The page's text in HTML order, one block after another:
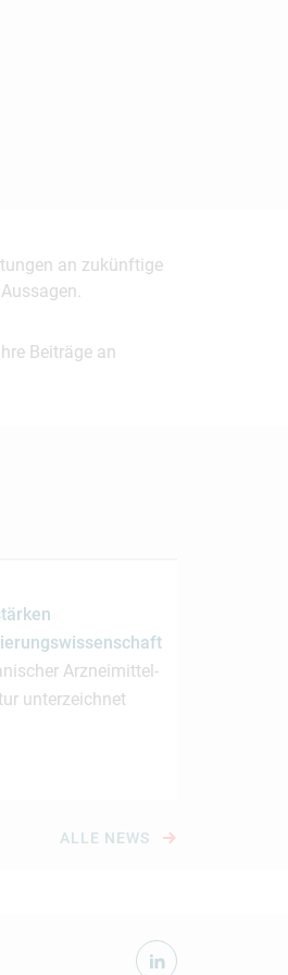
an zukünftige
Beiträge an
Arzneimittel-
unterzeichnet
ALLE NEWS